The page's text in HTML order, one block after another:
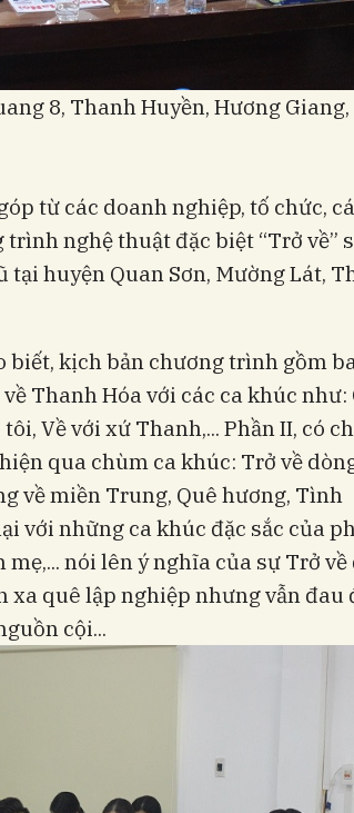
8, Thanh Huyền, Hương Giang,
từ các doanh nghiệp, tố chức,
nghệ thuật đặc biệt “Trở về”
tại huyện Quan Sơn, Mường Lát,
biết, kịch bản chương trình gồm
Thanh Hóa với các ca khúc như:
Về với xứ Thanh,... Phần II, có
qua chùm ca khúc: Trở về
về miền Trung, Quê hương, Tình
với những ca khúc đặc sắc của
mẹ,... nói lên ý nghĩa của sự Trở về
xa quê lập nghiệp nhưng vẫn đau
cội...